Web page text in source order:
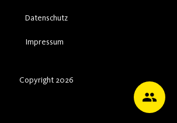
Datenschutz
Impressum
Copyright 2026